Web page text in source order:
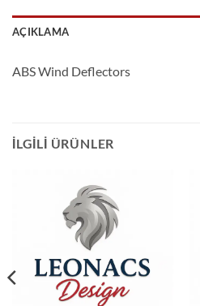
AÇIKLAMA
ABS Wind Deflectors
İLGILI ÜRÜNLER